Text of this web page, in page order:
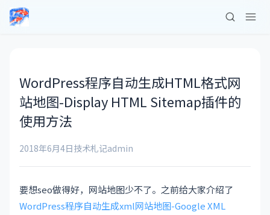
WordPress程序自动生成HTML格式网
站地图-Display HTML Sitemap插件的
使用方法
2018年6月4日技术札记admin
要想seo做得好，网站地图少不了。之前给大家介绍了
WordPress程序自动生成xml网站地图-Google XML